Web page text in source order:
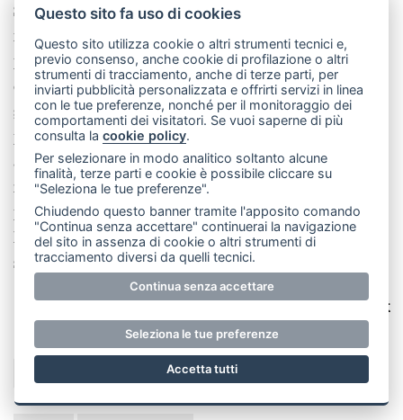
Scende la sera. (…) E’ ora di tornare a casa. Ma ancora
non posso, non voglio. Non prima di aver fatto questo
proponimento: tornerò qui ogni anno, per venti, trenta,
cinquant’anni… (…) Verrò quassù con i i miei figli,
grandi, forti, ignari del passato. E, nel tempo, Pino sarà
più giovane di loro. Io sarò vecchia, vecchia, vecchia, e
ai mei nipoti racconterò la favola della guerra, del
ragazzo coraggioso che correva nei boschi e non aveva
paura. Più tardi cercherò di spiegare loro cos’è la
libertà, ma se non ne sarò capace dirò soltanto che è il
senso della vita.»
Dario Cercek
Scaffale lecchese
Questo sito fa uso di cookies
Questo sito utilizza cookie o altri strumenti tecnici e,
previo consenso, anche cookie di profilazione o altri
strumenti di tracciamento, anche di terze parti, per
inviarti pubblicità personalizzata e offrirti servizi in linea
con le tue preferenze, nonché per il monitoraggio dei
comportamenti dei visitatori. Se vuoi saperne di più
consulta lacookie policy.
Per selezionare in modo analitico soltanto alcune
finalità, terze parti e cookie è possibile cliccare su
"Seleziona le tue preferenze".
Chiudendo questo banner tramite l'apposito comando
"Continua senza accettare" continuerai la navigazione
del sito in assenza di cookie o altri strumenti di
tracciamento diversi da quelli tecnici.
Continua senza accettare
Seleziona le tue preferenze
Accetta tutti